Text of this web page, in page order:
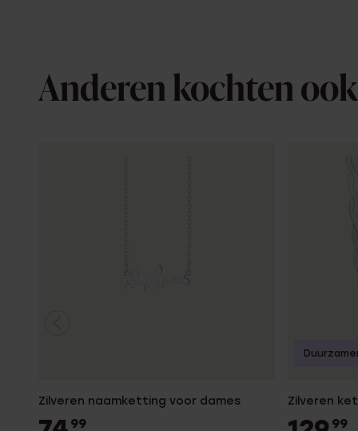
Anderen kochten ook
Zilveren naamketting voor dames
99
Zilveren
99